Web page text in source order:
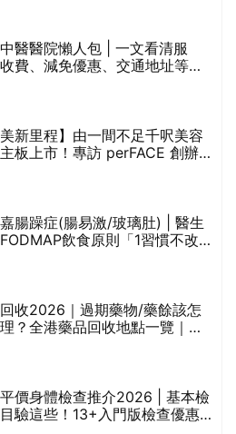
醫醫院懶人包 | 一文看清服
費、減免優惠、交通地址等
美新里程】由一間不足千呎美容
板上市！專訪 perFACE 創辦
腸躁症(腸易激/玻璃肚) | 醫生
飲食原則「1習慣不改
收2026｜過期藥物/藥餘該怎
？全港藥品回收地點一覽｜屈
價身體檢查推介2026 | 基本檢
驗這些！13+入門版檢查優惠